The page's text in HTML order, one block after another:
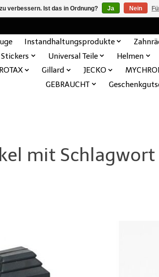
Instandhaltungsprodukte
Stickers Universal Teile Helmen
ROTAX Gillard JECKO
GEBRAUCHT
mit
verbessern. Ist das in Ordnung? Ja Nein